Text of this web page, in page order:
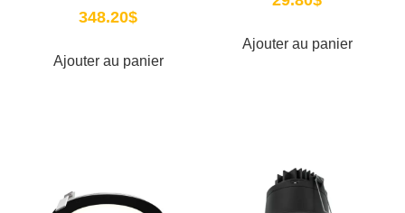
348.20$
Ajouter au panier
Ajouter au panier